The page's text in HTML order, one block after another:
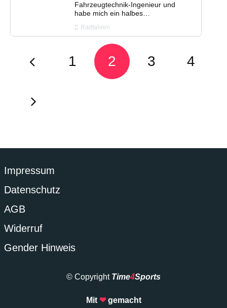
Fahrzeugtechnik-Ingenieur und
habe mich ein halbes…
Radfahren
1 2 3 4
Impressum
Datenschutz
AGB
Widerruf
Gender Hinweis
© Copyright Time4Sports
Mit ❤gemacht